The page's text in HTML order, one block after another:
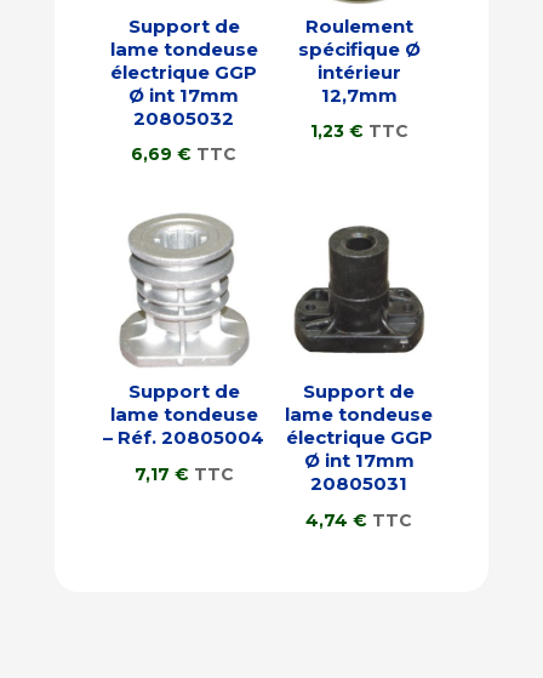
Support de
lame tondeuse
électrique GGP
Ø int 17mm
20805032
6,69€ TTC
Roulement
spécifique Ø
intérieur
12,7mm
1,23 € TTC
Support de
lame tondeuse
– Réf. 20805004
7,17 € TTC
Support de
lame tondeuse
électrique GGP
Ø int 17mm
20805031
4,74€ TTC